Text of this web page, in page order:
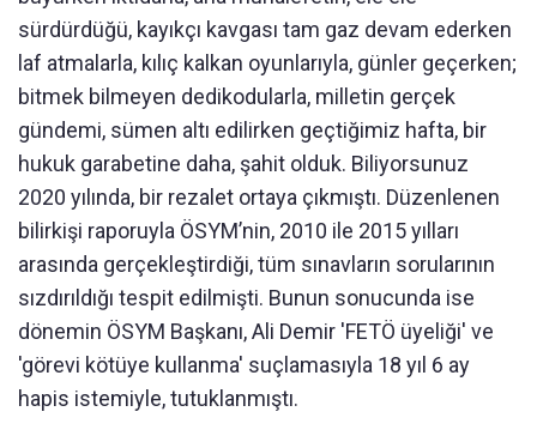
sürdürdüğü, kayıkçı kavgası tam gaz devam ederken
laf atmalarla, kılıç kalkan oyunlarıyla, günler geçerken;
bitmek bilmeyen dedikodularla, milletin gerçek
gündemi, sümen altı edilirken geçtiğimiz hafta, bir
hukuk garabetine daha, şahit olduk. Biliyorsunuz
2020 yılında, bir rezalet ortaya çıkmıştı. Düzenlenen
bilirkişi raporuyla ÖSYM’nin, 2010 ile 2015 yılları
arasında gerçekleştirdiği, tüm sınavların sorularının
sızdırıldığı tespit edilmişti. Bunun sonucunda ise
dönemin ÖSYM Başkanı, Ali Demir 'FETÖ üyeliği' ve
'görevi kötüye kullanma' suçlamasıyla 18 yıl 6 ay
hapis istemiyle, tutuklanmıştı.